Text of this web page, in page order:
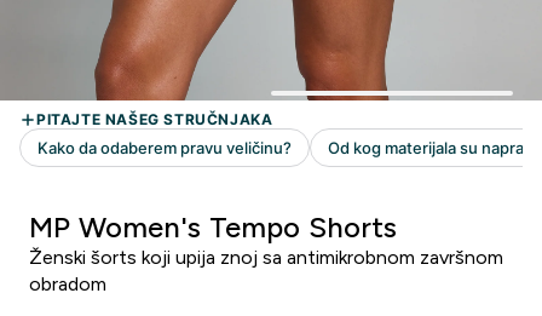
MP Women's Tempo Shorts
Ženski šorts koji upija znoj sa antimikrobnom završnom
obradom